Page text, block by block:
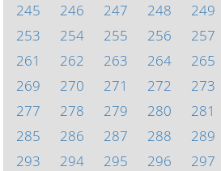
245
246 247 248 249
253
254 255 256 257
261
262 263 264 265
269
270 271 272 273
277
278 279 280 281
285
286 287 288 289
293
294 295 296 297